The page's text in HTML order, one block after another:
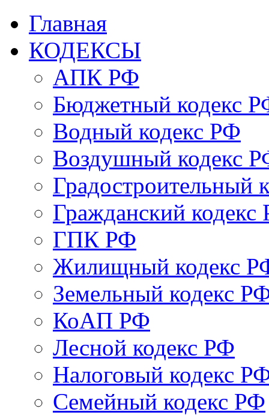
Главная
КОДЕКСЫ
АПК РФ
Бюджетный кодекс
Водный кодекс РФ
Воздушный кодекс
Градостроительный
Гражданский кодекс
ГПК РФ
Жилищный кодекс
Земельный кодекс
КоАП РФ
Лесной кодекс РФ
Налоговый кодекс
Семейный кодекс РФ